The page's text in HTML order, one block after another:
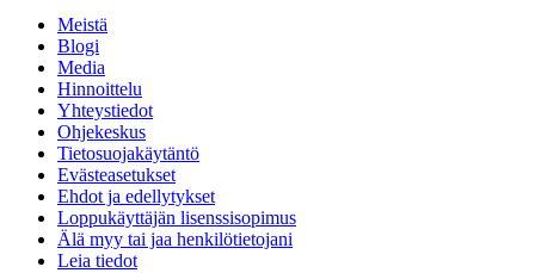
Meistä
Blogi
Media
Hinnoittelu
Yhteystiedot
Ohjekeskus
Tietosuojakäytäntö
Evästeasetukset
Ehdot ja edellytykset
Loppukäyttäjän lisenssisopimus
Älä myy tai jaa henkilötietojani
Leia tiedot